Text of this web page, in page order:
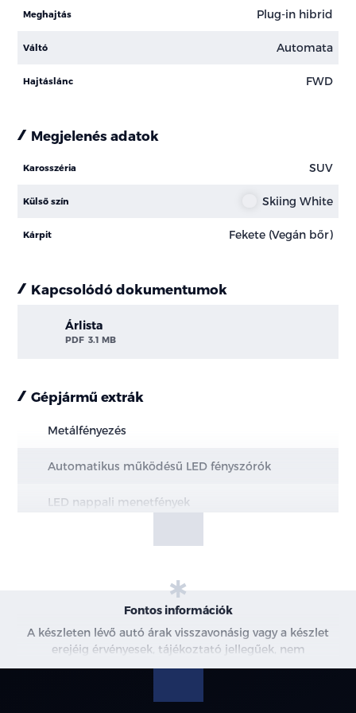
Meghajtás Plug-in hibrid
Váltó Automata
Hajtáslánc FWD
Megjelenés adatok
Karosszéria SUV
Külső szín Skiing White
Kárpit Fekete (Vegán bőr)
Kapcsolódó dokumentumok
Árlista
PDF 3.1 MB
Gépjármű extrák
Metálfényezés
Automatikus működésű LED fényszórók
LED nappali menetfények
Intelligens távolsági fényszóró vezérlés (IHBC)
Fontos információk
A készleten lévő autó árak visszavonásig vagy a készlet
erejéig érvényesek, tájékoztató jellegűek, nem
minősülnek ajánlattételnek, a képek csak illusztrációk. A
információkért kérjen árajánlatot vagy vegye fel velünk a